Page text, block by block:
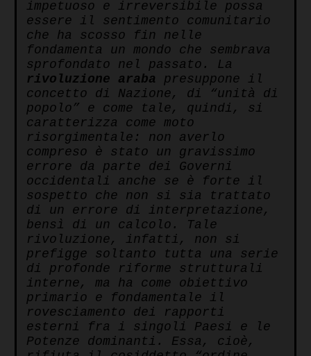
impetuoso e irreversibile possa
essere il sentimento comunitario
che ha scosso fin nelle
fondamenta un mondo che sembrava
sprofondato nel passato. La
rivoluzione araba presuppone il
concetto di Nazione, di “unità di
popolo” e come tale, quindi, si
caratterizza come moto
risorgimentale: non averlo
compreso è stato un gravissimo
errore da parte dei Governi
occidentali anche se è forte il
sospetto che non si sia trattato
di un errore di interpretazione,
bensì di un calcolo. Tale
rivoluzione, infatti, non si
prefigge soltanto tutta una serie
di profonde riforme strutturali
interne, ma ha come obiettivo
primario e fondamentale il
rovesciamento dei rapporti
esterni fra i singoli Paesi e le
Potenze dominanti. Essa, cioè,